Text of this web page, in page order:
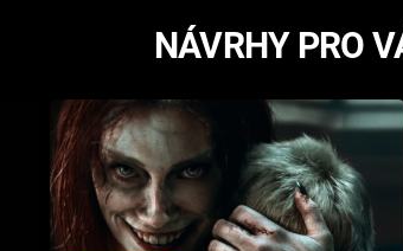
NÁVRHY PRO